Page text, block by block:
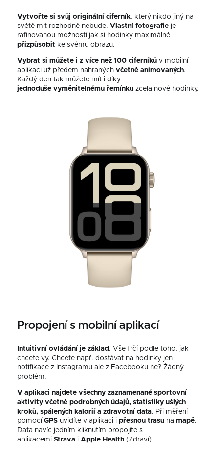
Vytvořte si svůj originální ciferník, který nikdo jiný na
světě mít rozhodně nebude. Vlastní fotografie je
rafinovanou možností jak si hodinky maximálně
přizpůsobit ke svému obrazu.
Vybrat si můžete i z více než 100 ciferníků v mobilní
aplikaci už předem nahraných včetně animovaných.
Každý den tak můžete mít i díky
jednoduše vyměnitelnému řemínku zcela nové hodinky.
Propojení s mobilní aplikací
Intuitivní ovládání je základ . Vše frčí podle toho, jak
chcete vy. Chcete např. dostávat na hodinky jen
notifikace z Instagramu ale z Facebooku ne? Žádný
problém.
V aplikaci najdete všechny zaznamenané sportovní
aktivity včetně podrobných údajů, statistiky ušlých
kroků, spálených kalorií a zdravotní data. Při měření
pomocí GPS uvidíte v aplikaci i přesnou trasu na mapě.
Data navíc jedním kliknutím propojíte s
aplikacemi Strava i Apple Health (Zdraví).